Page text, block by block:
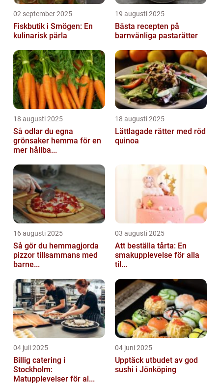
02 september 2025
Fiskbutik i Smögen: En
kulinarisk pärla
19 augusti 2025
Bästa recepten på
barnvänliga pastarätter
18 augusti 2025
Så odlar du egna
grönsaker hemma för en
mer hållba...
18 augusti 2025
Lättlagade rätter med röd
quinoa
16 augusti 2025
Så gör du hemmagjorda
pizzor tillsammans med
barne...
03 augusti 2025
Att beställa tårta: En
smakupplevelse för alla
til...
04 juli 2025
Billig catering i
Stockholm:
Matupplevelser för al...
04 juni 2025
Upptäck utbudet av god
sushi i Jönköping